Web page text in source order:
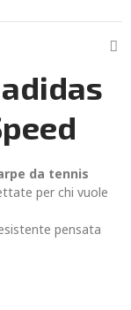
da tennis
per chi vuole
pensata